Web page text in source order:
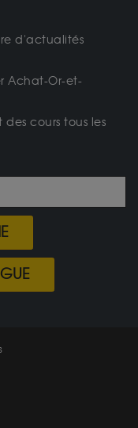
d'actualités
Achat-Or-et-
cours tous les